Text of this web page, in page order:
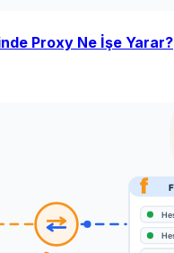
Proxy Ne İşe Yarar?